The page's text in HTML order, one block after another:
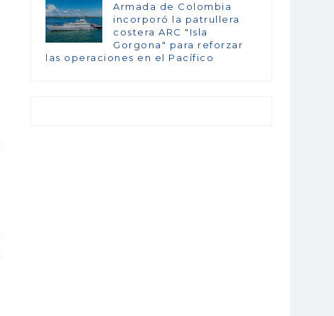
Armada de Colombia
incorporó la patrullera
costera ARC "Isla
Gorgona" para reforzar
las operaciones en el Pacífico